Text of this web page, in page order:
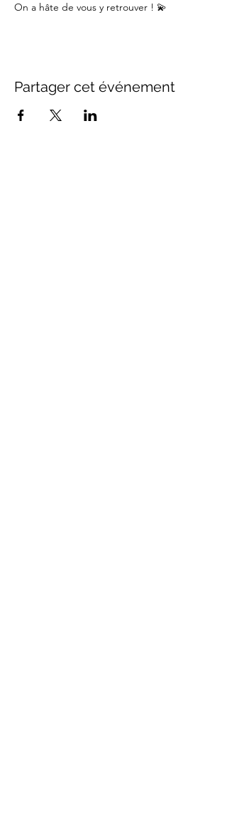
On a hâte de vous y retrouver ! 💫
Partager cet événement